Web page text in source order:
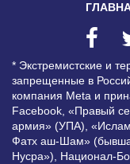
* Экстремистские и
запрещенные в
компания Meta и
Facebook, «Правый
армия» (УПА),
Фатх аш-Шам»
Нусра»), Национал-